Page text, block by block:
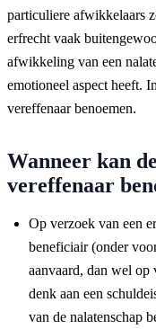
particuliere afwikkelaars
erfrecht vaak
afwikkeling van een
emotioneel aspect heeft.
vereffenaar benoemen.
Wanneer kan
vereffenaar
Op verzoek van een
beneficiair (onder
aanvaard, dan wel op
denk aan een
van de nalatenschap